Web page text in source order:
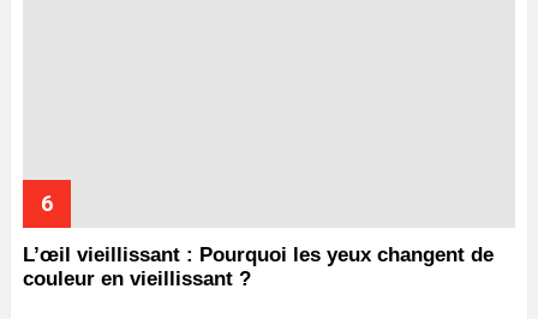
L’œil vieillissant : Pourquoi les yeux changent de
couleur en vieillissant ?